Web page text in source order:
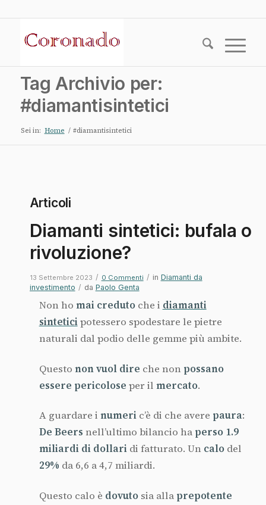
Tag Archivio per:
#diamantisintetici
Sei in: Home / #diamantisintetici
Articoli
Diamanti sintetici: bufala o
rivoluzione?
13 Settembre 2023 / 0 Commenti / in Diamanti da
investimento / da Paolo Genta
Non ho mai credutoche i diamanti
sinteticipotessero spodestare le pietre
naturali dal podio delle gemme più ambite.
Questo nonvuol dire che non possano
essere pericolose per il mercato.
A guardare i numeric’è di che avere paura:
De Beers nell’ultimo bilancio ha perso 1.9
miliardi di dollaridi fatturato. Un calodel
29% da 6,6 a 4,7 miliardi.
Questo calo è dovutosia alla prepotente